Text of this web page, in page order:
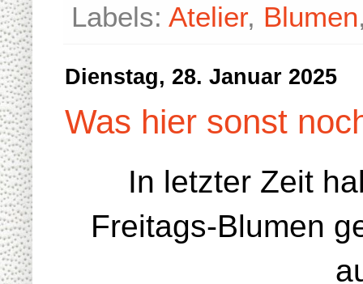
Labels: Atelier, Blumen
Dienstag, 28. Januar 2025
Was hier sonst
In letzter Zeit
Freitags-Blumen